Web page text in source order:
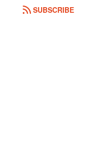
SUBSCRIBE